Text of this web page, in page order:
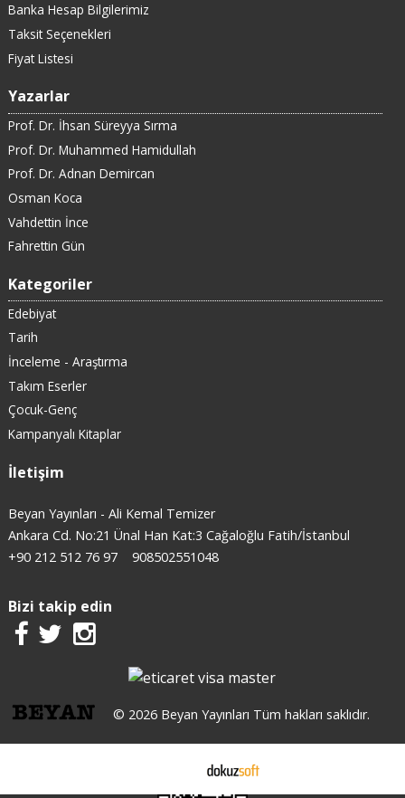
Banka Hesap Bilgilerimiz
Taksit Seçenekleri
Fiyat Listesi
Yazarlar
Prof. Dr. İhsan Süreyya Sırma
Prof. Dr. Muhammed Hamidullah
Prof. Dr. Adnan Demircan
Osman Koca
Vahdettin İnce
Fahrettin Gün
Kategoriler
Edebiyat
Tarih
İnceleme - Araştırma
Takım Eserler
Çocuk-Genç
Kampanyalı Kitaplar
İletişim
Beyan Yayınları - Ali Kemal Temizer
Ankara Cd. No:21 Ünal Han Kat:3 Cağaloğlu Fatih/İstanbul
+90 212 512 76 97
908502551048
Bizi takip edin
© 2026 Beyan Yayınları Tüm hakları saklıdır.